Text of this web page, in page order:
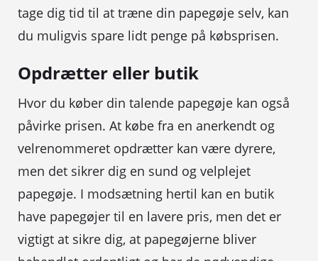
tage dig tid til at træne din papegøje selv, kan
du muligvis spare lidt penge på købsprisen.
Opdrætter eller butik
Hvor du køber din talende papegøje kan også
påvirke prisen. At købe fra en anerkendt og
velrenommeret opdrætter kan være dyrere,
men det sikrer dig en sund og velplejet
papegøje. I modsætning hertil kan en butik
have papegøjer til en lavere pris, men det er
vigtigt at sikre dig, at papegøjerne bliver